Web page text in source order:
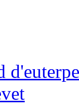
d'euterpe